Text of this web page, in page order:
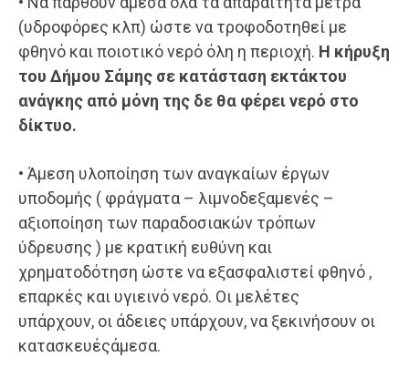
(υδροφόρες κλπ) ώστε να τροφοδοτηθεί με
φθηνό και ποιοτικό νερό όλη η περιοχή. Η κήρυξη
του Δήμου Σάμης σε κατάσταση εκτάκτου
ανάγκης από μόνη της δε θα φέρει νερό στο
δίκτυο.
• Άμεση υλοποίηση των αναγκαίων έργων
υποδομής ( φράγματα – λιμνοδεξαμενές –
αξιοποίηση των παραδοσιακών τρόπων
ύδρευσης ) με κρατική ευθύνη και
χρηματοδότηση ώστε να εξασφαλιστεί φθηνό ,
επαρκές και υγιεινό νερό. Οι μελέτες
υπάρχουν, οι άδειες υπάρχουν, να ξεκινήσουν οι
κατασκευέςάμεσα.